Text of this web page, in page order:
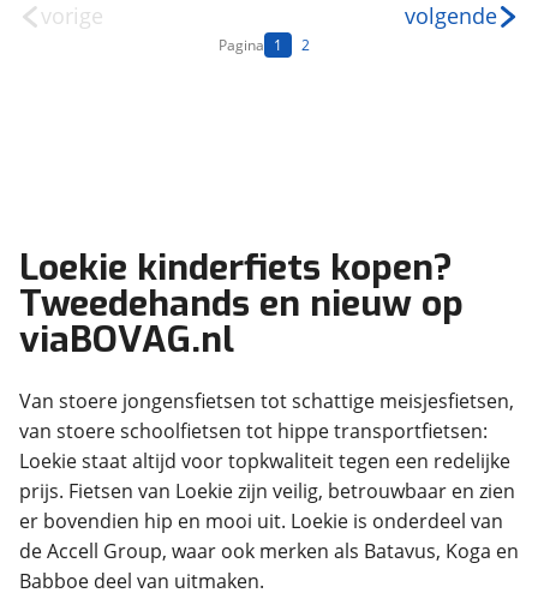
vorige
Pagina 1 2
volgende
Loekie kinderfiets kopen?
Tweedehands en nieuw op
viaBOVAG.nl
Van stoere jongensfietsen tot schattige meisjesfietsen,
van stoere schoolfietsen tot hippe transportfietsen:
Loekie staat altijd voor topkwaliteit tegen een redelijke
prijs. Fietsen van Loekie zijn veilig, betrouwbaar en zien
er bovendien hip en mooi uit. Loekie is onderdeel van
de Accell Group, waar ook merken als Batavus, Koga en
Babboe deel van uitmaken.